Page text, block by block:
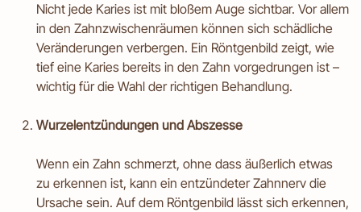
Nicht jede Karies ist mit bloßem Auge sichtbar. Vor allem
in den Zahnzwischenräumen können sich schädliche
Veränderungen verbergen. Ein Röntgenbild zeigt, wie
tief eine Karies bereits in den Zahn vorgedrungen ist –
wichtig für die Wahl der richtigen Behandlung.
Wurzelentzündungen und Abszesse
Wenn ein Zahn schmerzt, ohne dass äußerlich etwas
zu erkennen ist, kann ein entzündeter Zahnnerv die
Ursache sein. Auf dem Röntgenbild lässt sich erkennen,